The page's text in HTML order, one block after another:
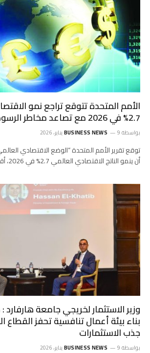
الأمم المتحدة تتوقع تراجع نمو
2.7% في 2026 مع تصاعد مخاطر الرسوم الجمركية
بواسطة BUSINESS NEWS 9 يناير، 2026
أن ينمو الناتج الاقتصادي العالمي 2.7% في 2026، أقل من…
وزير الاستثمار لخريجي جامعة
بناء بيئة أعمال تنافسية تحفز القطاع
جذب الاستثمارات
بواسطة BUSINESS NEWS 9 يناير، 2026